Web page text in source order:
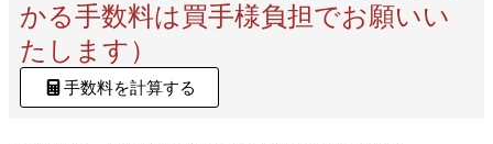
かる手数料は買手様負担でお願いい
たします）
手数料を計算する